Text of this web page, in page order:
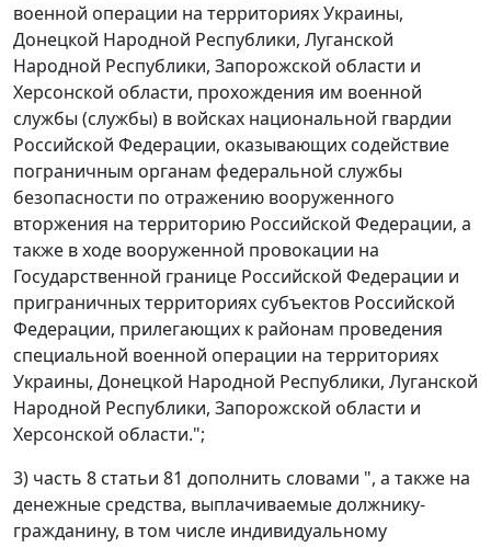
военной операции на территориях Украины,
Донецкой Народной Республики, Луганской
Народной Республики, Запорожской области и
Херсонской области, прохождения им военной
службы (службы) в войсках национальной гвардии
Российской Федерации, оказывающих содействие
пограничным органам федеральной службы
безопасности по отражению вооруженного
вторжения на территорию Российской Федерации, а
также в ходе вооруженной провокации на
Государственной границе Российской Федерации и
приграничных территориях субъектов Российской
Федерации, прилегающих к районам проведения
специальной военной операции на территориях
Украины, Донецкой Народной Республики, Луганской
Народной Республики, Запорожской области и
Херсонской области.";
3) часть 8 статьи 81 дополнить словами ", а также на
денежные средства, выплачиваемые должнику-
гражданину, в том числе индивидуальному